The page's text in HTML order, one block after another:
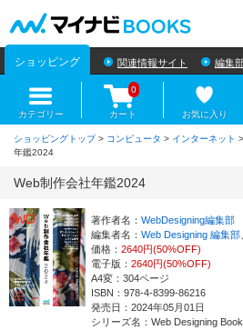
ショッピング 関連情報サイト 編集
カテゴリー カート
0
お気に入り
ショッピングトップ> コンピュータ > インターネット >
年鑑2024
Web制作会社年鑑2024
著作者名： WebDesigning編集部
編集者名： Web Designing 編集部
価格： 2640円(50%OFF)
電子版： 2640円(50%OFF)
A4変：304ページ
ISBN：978-4-8399-86216
発売日：2024年05月01日
シリーズ名：Web Designing